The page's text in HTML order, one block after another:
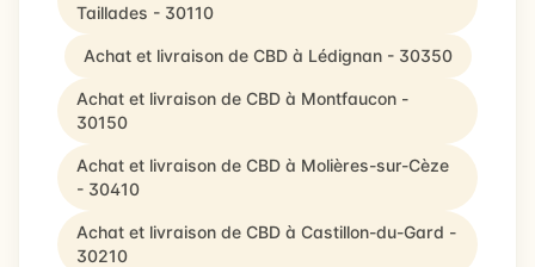
Taillades - 30110
Achat et livraison de CBD à Lédignan - 30350
Achat et livraison de CBD à Montfaucon -
30150
Achat et livraison de CBD à Molières-sur-Cèze
- 30410
Achat et livraison de CBD à Castillon-du-Gard -
30210